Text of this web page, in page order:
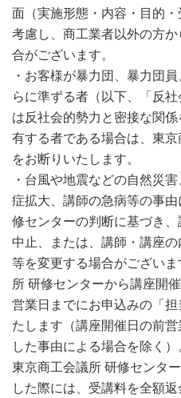
面（実施形態・内容・目的・
考慮し、商工業者以外の方
合がございます。
・お客様が暴力団、暴力団
らに準ずる者（以下、「反
は反社会的勢力と密接な関係
有する者である場合は、東
をお断りいたします。
・台風や地震などの自然災
症拡大、講師の急病等の事
修センターの判断に基づき、
中止、または、講師・講座
等を変更する場合がござい
所 研修センターから講座開
営業日までにお申込みの「
たします（講座開催日の前
した事由による場合を除く）
東京商工会議所 研修センタ
した際には、受講料を全額